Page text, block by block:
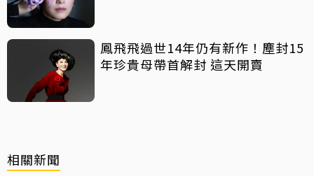
鳳飛飛過世14年仍有新作！塵封15
年珍貴母帶首解封 這天開賣
相關新聞